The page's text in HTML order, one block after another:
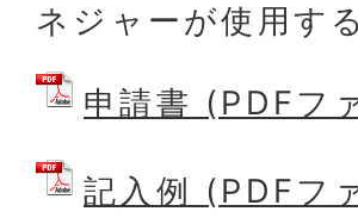
ネジャーが使用す
申請書 (PDFフ
記入例 (PDFフ